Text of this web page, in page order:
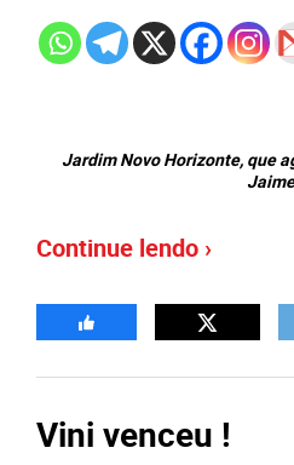
Jardim Novo Horizonte, que
Jaime
Continue lendo ›
Vini venceu !